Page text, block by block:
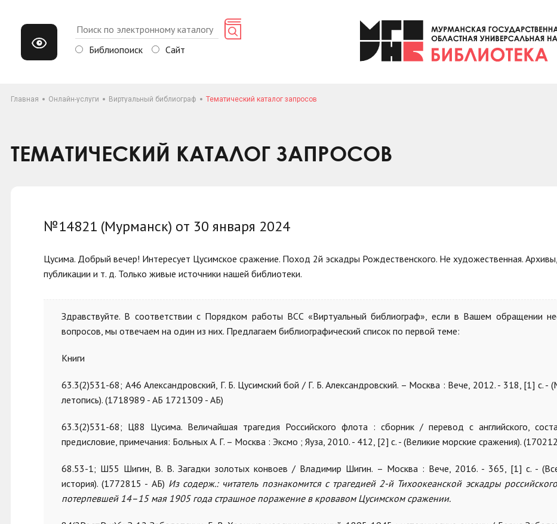
Библиопоиск Сайт
Главная Онлайн-услуги Виртуальный библиограф Тематический каталог запросов
ТЕМАТИЧЕСКИЙ КАТАЛОГ ЗАПРОСОВ
№14821 (Мурманск) от 30 января 2024
Цусима. Добрый вечер! Интересует Цусимское сражение. Поход 2й эскадры Рождественского. Не художественная. Архивы,
публикации и т. д. Только живые источники нашей библиотеки.
Здравствуйте. В соответствии с Порядком работы ВСС «Виртуальный библиограф», если в Вашем обращении
вопросов, мы отвечаем на один из них. Предлагаем библиографический список по первой теме:
Книги
63.3(2)531-68; А46 Александровский, Г. Б. Цусимский бой / Г. Б. Александровский. – Москва : Вече, 2012. - 318, [1] с. -
летопись). (1718989 - АБ 1721309 - АБ)
63.3(2)531-68; Ц88 Цусима. Величайшая трагедия Российского флота : сборник / перевод с английского,
предисловие, примечания: Больных А. Г. – Москва : Эксмо ; Яуза, 2010. - 412, [2] с. - (Великие морские сражения).
68.53-1; Ш55 Шигин, В. В. Загадки золотых конвоев / Владимир Шигин. – Москва : Вече, 2016. - 365, [1] с. -
история). (1772815 - АБ) Из содерж.: читатель познакомится с трагедией 2-й Тихоокеанской эскадры
потерпевшей 14–15 мая 1905 года страшное поражение в кровавом Цусимском сражении.